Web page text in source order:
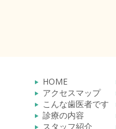
HOME
アクセスマップ
こんな歯医者です
診療の内容
スタッフ紹介